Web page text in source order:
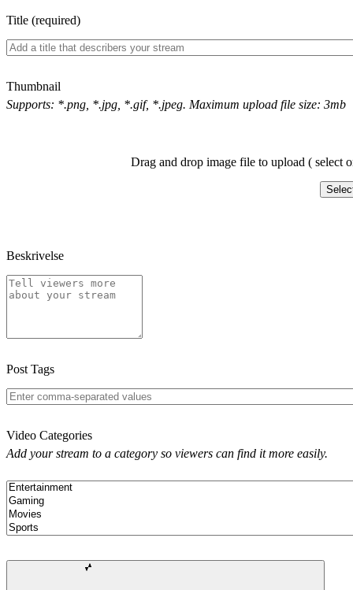
Title (required)
Thumbnail
Supports: *.png, *.jpg, *.gif, *.jpeg. Maximum upload file size: 3mb
Drag and drop image file to upload ( select
Beskrivelse
Post Tags
Video Categories
Add your stream to a category so viewers can find it more easily.